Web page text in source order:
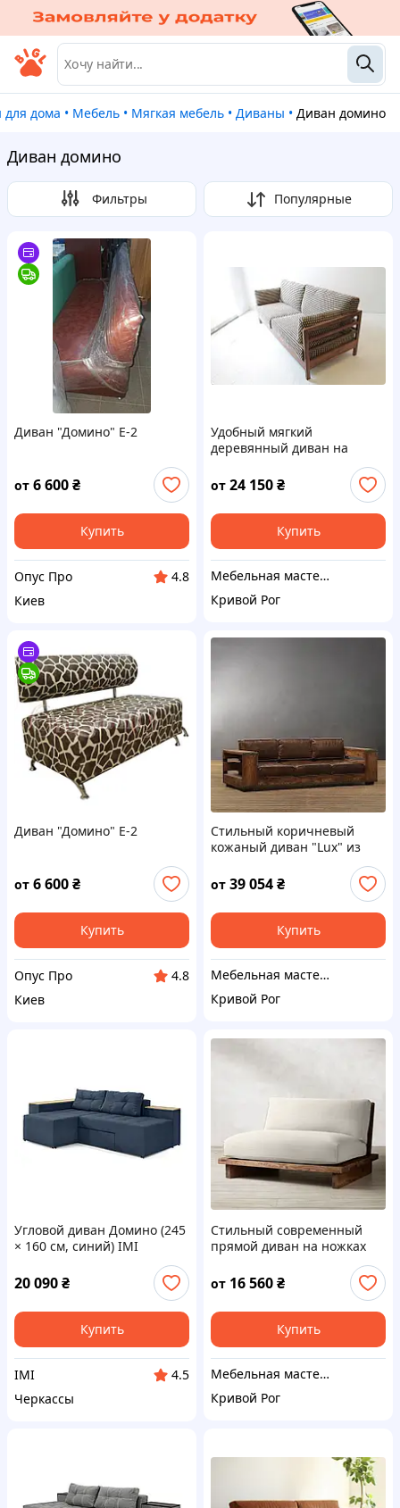
для дома • Мебель • Мягкая мебель • Диваны • Диван домино
Диван домино
Фильтры Популярные
Диван "Домино" E-2
от 6 600₴
Купить
Опус Про
4.8
Киев
Удобный мягкий
деревянный диван на
нераскладной из ясеня, по
индивидуальным размерам
от 24 150₴
Купить
Мебельная мастерская JecksonLOFT
Кривой Рог
Диван "Домино" E-2
от 6 600₴
Купить
Опус Про
4.8
Киев
Стильный коричневый
кожаный диван "Lux" из
массива дерева, прямой
нераскладной, по
индивидуальным размерам
от 39 054₴
Купить
Мебельная мастерская JecksonLOFT
Кривой Рог
Угловой диван Домино (245
× 160 см, синий) IMI
20 090₴
Купить
IMI
4.5
Черкассы
Стильный современный
прямой диван на ножках
подлокотников
нераскладной из массива
сосны
от 16 560₴
Купить
Мебельная мастерская JecksonLOFT
Кривой Рог